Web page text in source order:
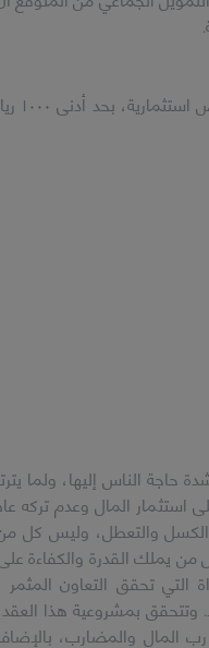
حاجة الناس إليها، ولما
استثمار المال وعدم تركه
الكسل والتعطل، وليس كل
من يملك القدرة والكفاءة
التي تحقق التعاون
وتتحقق بمشروعية هذا
المال والمضارب،